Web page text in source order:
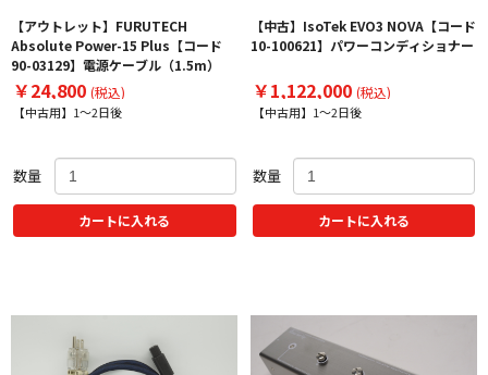
【アウトレット】FURUTECH
Absolute Power-15 Plus【コード
90-03129】電源ケーブル（1.5m）
￥24,800 (税込)
【中古用】1～2日後
数量
カートに入れる
【中古】IsoTek EVO3 NOVA【コード
10-100621】パワーコンディショナー
￥1,122,000 (税込)
【中古用】1～2日後
数量
カートに入れる